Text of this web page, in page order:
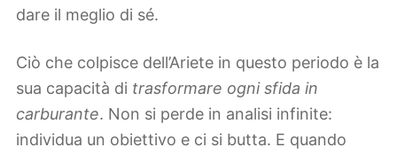
dare il meglio di sé.
Ciò che colpisce dell’Ariete in questo periodo è la
sua capacità di trasformare ogni sfida in
carburante. Non si perde in analisi infinite:
individua un obiettivo e ci si butta. E quando